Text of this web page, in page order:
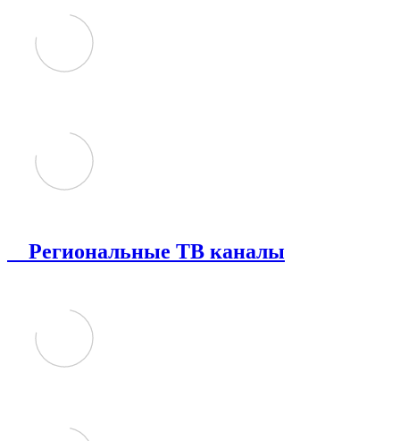
Региональные ТВ каналы